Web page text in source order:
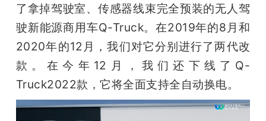
了拿掉驾驶室、传感器线束完全预装的无人驾
驶新能源商用车Q-Truck。在2019年的8月和
2020年的12月，我们对它分别进行了两代改
款。在今年12月，我们还下线了Q-
Truck2022款，它将全面支持全自动换电。